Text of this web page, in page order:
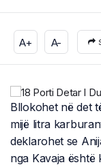
A+ A-
Bllokohet në det
mijë litra
deklarohet se
nga Kavaja